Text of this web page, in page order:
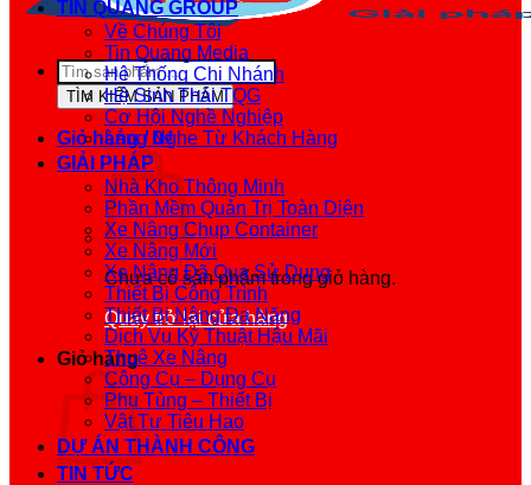
Tìm
kiếm
sản
phẩm
TÌM KIẾM SẢN PHẨM
Giỏ hàng /0₫
Chưa có sản phẩm trong giỏ hàng.
Quay trở lại cửa hàng
Giỏ hàng
TIN QUANG GROUP
Về Chúng Tôi
Tin Quang Media
Hệ Thống Chi Nhánh
Hệ Sinh Thái TQG
Cơ Hội Nghề Nghiệp
Lắng Nghe Từ Khách Hàng
GIẢI PHÁP
Nhà Kho Thông Minh
Phần Mềm Quản Trị Toàn Diện
Xe Nâng Chụp Container
Xe Nâng Mới
Xe Nâng Đã Qua Sử Dụng
Thiết Bị Công Trình
Thiết Bị Nâng Đa Năng
Dịch Vụ Kỹ Thuật Hậu Mãi
Thuê Xe Nâng
Công Cụ – Dụng Cụ
Phụ Tùng – Thiết Bị
Vật Tư Tiêu Hao
DỰ ÁN THÀNH CÔNG
TIN TỨC